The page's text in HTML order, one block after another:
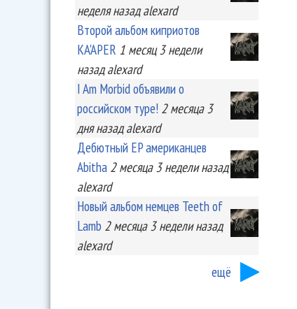
неделяназад alexard
Второй альбом киприотов
KA'APER 1 месяц 3 недели
назад alexard
I Am Morbid объявили о
российском туре! 2 месяца 3
дняназад alexard
Дебютный EP американцев
Abitha 2 месяца 3 неделиназад
alexard
Новый альбом немцев Teeth of
Lamb 2 месяца 3 неделиназад
alexard
ещё